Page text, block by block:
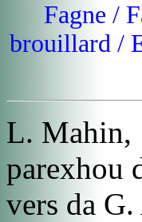
Fagne /
brouillard /
L. Mahin,
parexhou
vers da